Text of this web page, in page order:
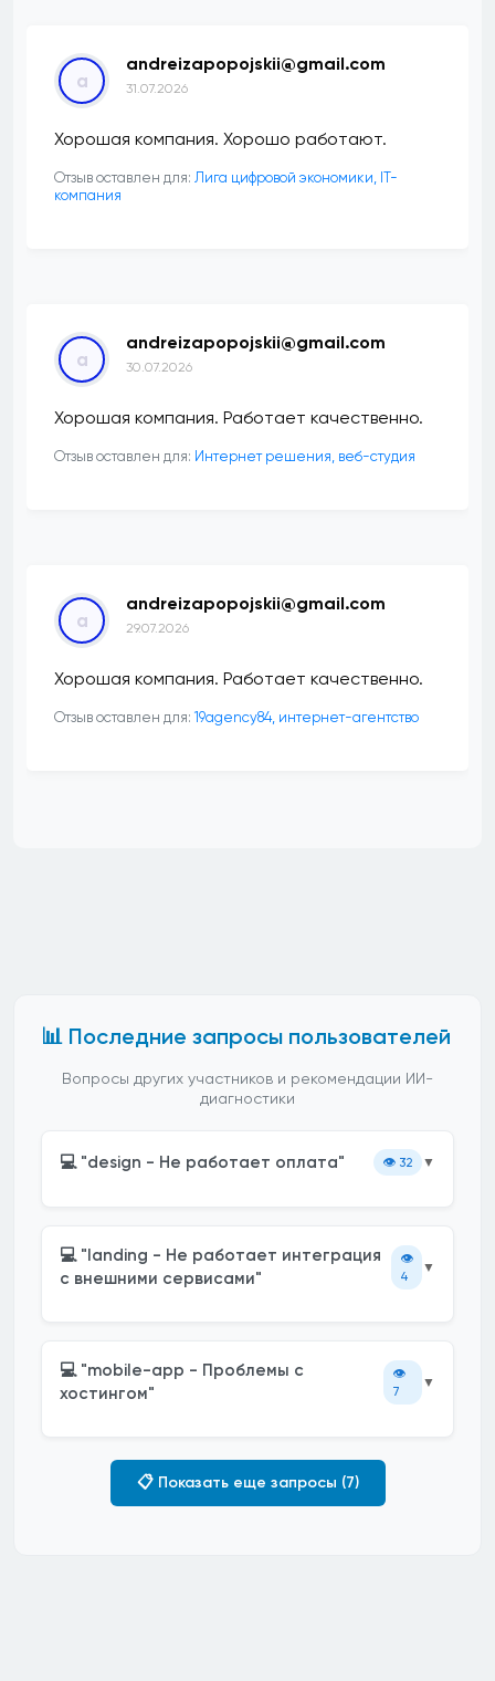
a
andreizapopojskii@gmail.com
31.07.2026
Хорошая компания. Хорошо работают.
Отзыв оставлен для: Лига цифровой экономики, IT-
компания
a
andreizapopojskii@gmail.com
30.07.2026
Хорошая компания. Работает качественно.
Отзыв оставлен для: Интернет решения, веб-студия
a
andreizapopojskii@gmail.com
29.07.2026
Хорошая компания. Работает качественно.
Отзыв оставлен для: 19agency84, интернет-агентство
📊 Последние запросы пользователей
Вопросы других участников и рекомендации ИИ-
диагностики
💻 "design - Не работает оплата" 👁️ 32 ▼
💻 "landing - Не работает интеграция
с внешними сервисами"
👁️
4
▼
💻 "mobile-app - Проблемы с
хостингом"
👁️
7
▼
📋 Показать еще запросы (7)